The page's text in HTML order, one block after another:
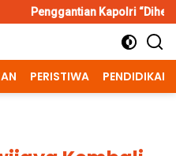
“Dihembus Oleh Pihak Pihak
PERISTIWA PENDIDIKAN